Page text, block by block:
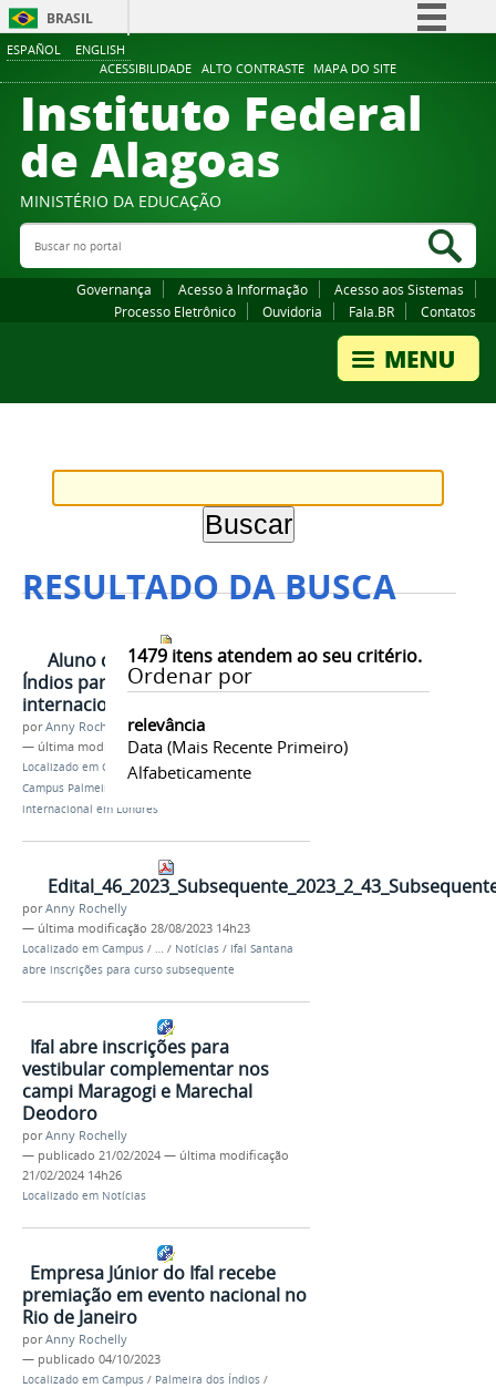
ESPAÑOL ENGLISH
ACESSIBILIDADE ALTO CONTRASTE MAPA DO SITE
BRASIL
Comunica BR
Participe
Canais
Instituto Federal
de Alagoas
MINISTÉRIO DA EDUCAÇÃO
Buscar no portal
Governança Acesso à Informação
Acesso aos Sistemas
Processo Eletrônico
Ouvidoria Fala.BR Contatos
RESULTADO DA BUSCA
1479itens atendem ao seu critério.
Ordenar por
relevância
Data (mais Recente Primeiro)
Alfabeticamente
Aluno do Campus Palmeira dos
Índios participa de congresso
internacional em Londres
porAnny Rochelly
— última modificação28/08/2023 10h24
Localizado em Campus /… /Notícias /Aluno do
Campus Palmeira dos Índios participa de congresso
internacional em Londres
porAnny Rochelly
— última modificação 28/08/2023 14h23
Localizado em Campus / … / Notícias / Ifal Santana
abre inscrições para curso subsequente
Ifal abre inscrições para
vestibular complementar nos
campi Maragogi e Marechal
Deodoro
porAnny Rochelly
— publicado 21/02/2024 — última modificação
21/02/2024 14h26
Localizado em Notícias
Empresa Júnior do Ifal recebe
premiação em evento nacional no
Rio de Janeiro
porAnny Rochelly
— publicado 04/10/2023
Localizado em Campus / Palmeira dos Índios /